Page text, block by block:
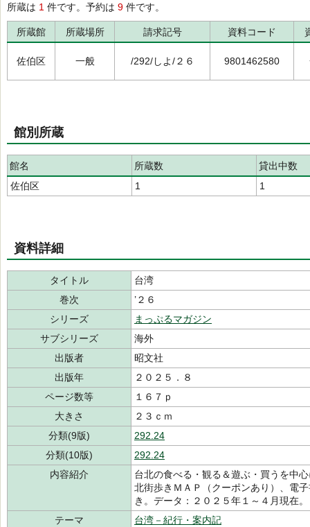
所蔵は 1 件です。予約は 9 件です。
所蔵館 所蔵場所 請求記号 資料コード
佐伯区 一般 /292/しよ/２６ 9801462580
館別所蔵
館名 所蔵数
貸出中数
佐伯区
1 1
資料詳細
タイトル
台湾
巻次
’２６
シリーズ
まっぷるマガジン
サブシリーズ
海外
出版者
昭文社
出版年
２０２５．８
ページ数等
１６７ｐ
大きさ
２３ｃｍ
分類(9版)
292.24
分類(10版)
292.24
内容紹介
台北の食べる・観る＆遊ぶ・買うを中
北街歩きＭＡＰ（クーポンあり）、電
き。データ：２０２５年１～４月現在。
テーマ
台湾－紀行・案内記